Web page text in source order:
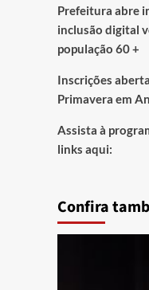
Prefeitura abre
inclusão digital
população 60 +
Inscrições
Primavera em
Assista à
links aqui:
Confira